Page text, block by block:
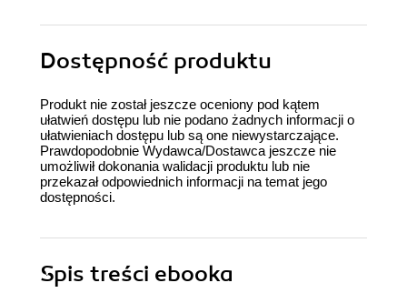
Dostępność produktu
Produkt nie został jeszcze oceniony pod kątem
ułatwień dostępu lub nie podano żadnych informacji o
ułatwieniach dostępu lub są one niewystarczające.
Prawdopodobnie Wydawca/Dostawca jeszcze nie
umożliwił dokonania walidacji produktu lub nie
przekazał odpowiednich informacji na temat jego
dostępności.
Spis treści ebooka